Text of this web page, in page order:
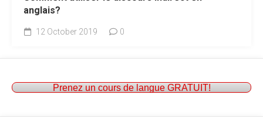
anglais?
12 October 2019 0
Prenez un cours de langue GRATUIT!